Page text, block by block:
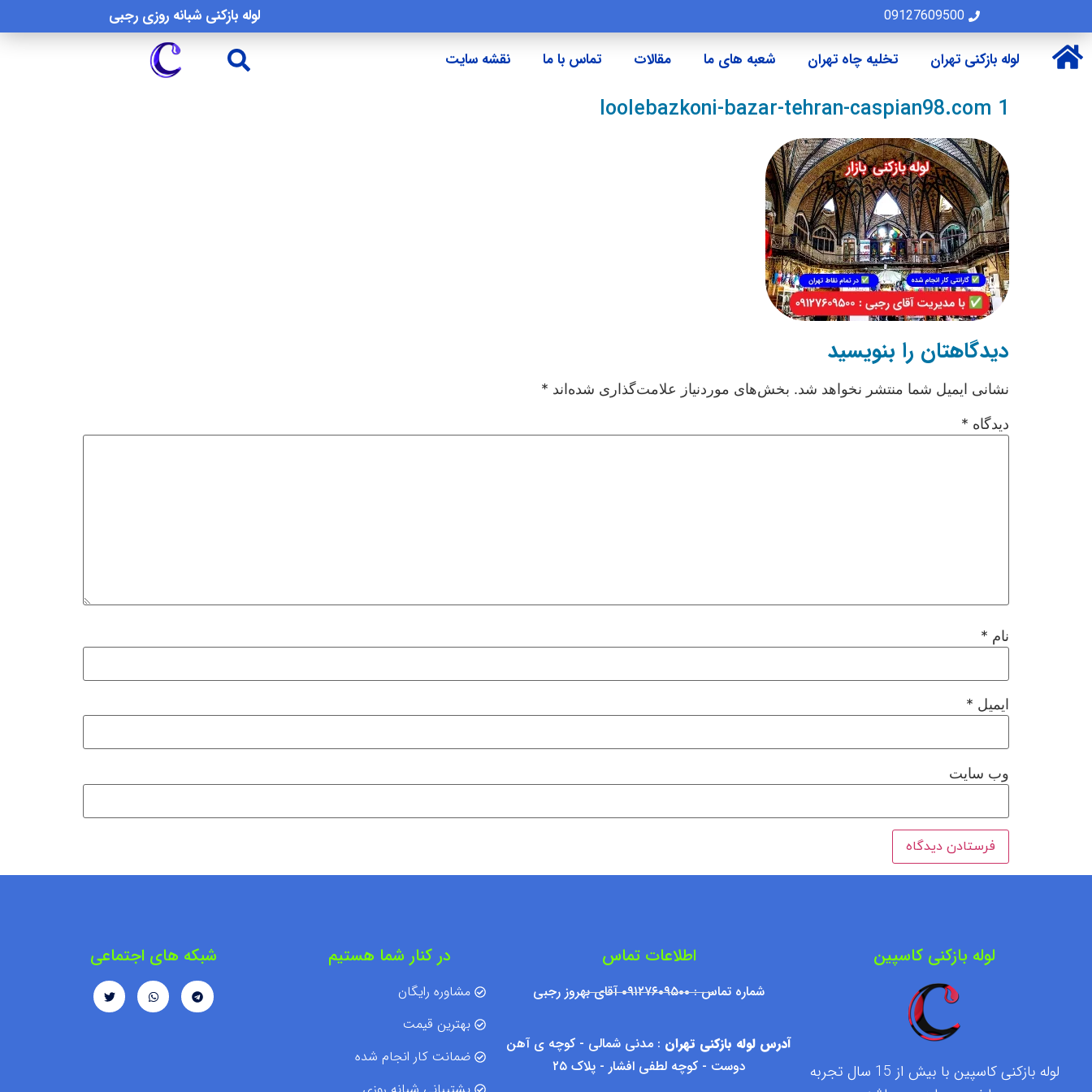
09127609500
لوله بازکنی شبانه روزی رجبی
لوله بازکنی تهران
تخلیه چاه تهران شعبه های ما مقالات تماس با ما نقشه سایت
loolebazkoni-bazar-tehran-caspian98.com 1
دیدگاهتان را بنویسید
نشانی ایمیل شما منتشر نخواهد شد. بخش‌های موردنیاز علامت‌گذاری شده‌اند *
دیدگاه *
نام *
ایمیل *
وب‌ سایت
لوله بازکنی کاسپین
لوله بازکنی کاسپین با بیش از 15 سال تجربه
اطلاعات تماس
شماره تماس : ۰۹۱۲۷۶۰۹۵۰۰ آقای بهروز رجبی
آدرس لوله بازکنی تهران : مدنی شمالی - کوچه ی آهن
دوست - کوچه لطفی افشار - پلاک ۲۵
در کنار شما هستیم
مشاوره رایگان
بهترین قیمت
ضمانت کار انجام شده
شبکه های اجتماعی